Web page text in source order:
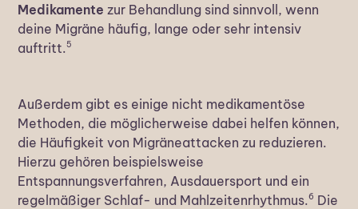
Medikamente zur Behandlung sind sinnvoll, wenn
deine Migräne häufig, lange oder sehr intensiv
auftritt.5
Außerdem gibt es einige nicht medikamentöse
Methoden, die möglicherweise dabei helfen können,
die Häufigkeit von Migräneattacken zu reduzieren.
Hierzu gehören beispielsweise
Entspannungsverfahren, Ausdauersport und ein
regelmäßiger Schlaf- und Mahlzeitenrhythmus.6 Die